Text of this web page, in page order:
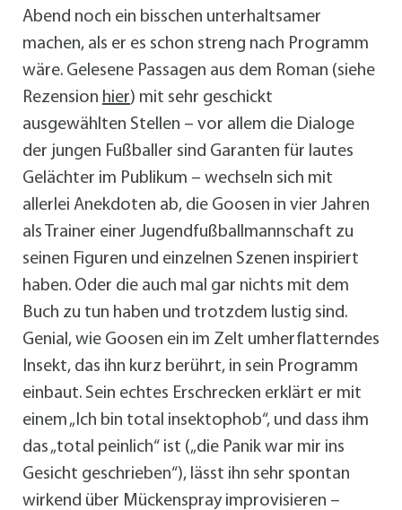
Abend noch ein bisschen unterhaltsamer
machen, als er es schon streng nach Programm
wäre. Gelesene Passagen aus dem Roman (siehe
Rezension hier) mit sehr geschickt
ausgewählten Stellen – vor allem die Dialoge
der jungen Fußballer sind Garanten für lautes
Gelächter im Publikum – wechseln sich mit
allerlei Anekdoten ab, die Goosen in vier Jahren
als Trainer einer Jugendfußballmannschaft zu
seinen Figuren und einzelnen Szenen inspiriert
haben. Oder die auch mal gar nichts mit dem
Buch zu tun haben und trotzdem lustig sind.
Genial, wie Goosen ein im Zelt umherflatterndes
Insekt, das ihn kurz berührt, in sein Programm
einbaut. Sein echtes Erschrecken erklärt er mit
einem „Ich bin total insektophob“, und dass ihm
das „total peinlich“ ist („die Panik war mir ins
Gesicht geschrieben“), lässt ihn sehr spontan
wirkend über Mückenspray improvisieren –